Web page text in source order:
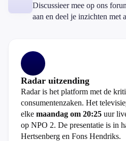
Discussieer mee op ons
aan en deel je inzichten met
Radar uitzending
Radar is het platform met de
consumentenzaken. Het
elke maandag om 20:25 uur
op NPO 2. De presentatie is in
Hertsenberg en Fons Hendriks.